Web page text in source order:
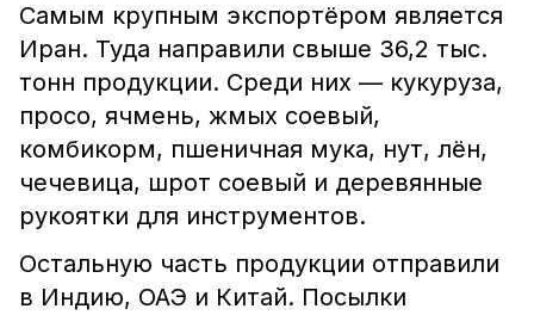
Самым крупным экспортёром является
Иран. Туда направили свыше 36,2 тыс.
тонн продукции. Среди них — кукуруза,
просо, ячмень, жмых соевый,
комбикорм, пшеничная мука, нут, лён,
чечевица, шрот соевый и деревянные
рукоятки для инструментов.
Остальную часть продукции отправили
в Индию, ОАЭ и Китай. Посылки